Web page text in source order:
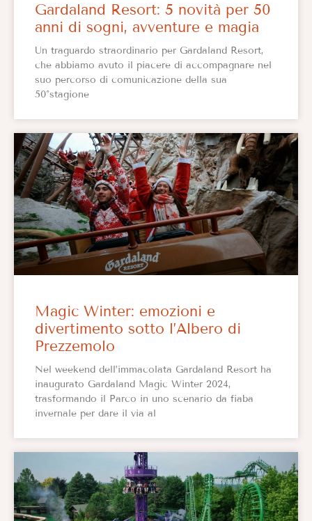
Gardaland Resort: 5 novità per 50
anni di sogni, avventure e magia
Un traguardo straordinario per Gardaland Resort,
che abbiamo avuto il piacere di accompagnare nel
suo percorso di comunicazione della sua
50°stagione
Magic Winter: emozioni e
divertimento sotto l’Albero di
Prezzemolo
Nel weekend dell’immacolata Gardaland Resort ha
inaugurato Gardaland Magic Winter 2024,
trasformando il Parco in uno scenario da fiaba
invernale per dare il via al